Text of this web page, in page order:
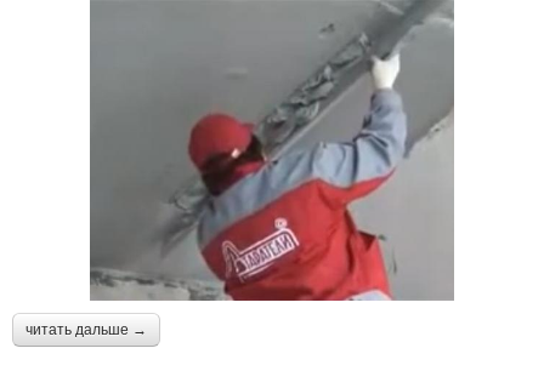
читать дальше →